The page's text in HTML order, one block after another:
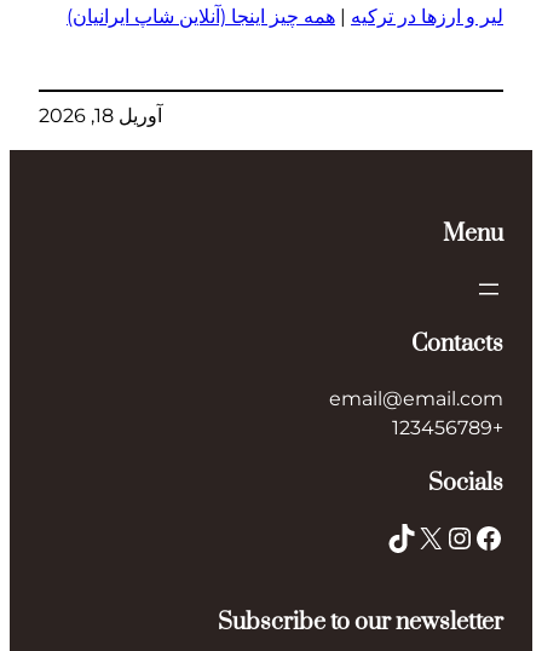
ترکیه| همه چیز اینجا (آنلاین شاپ ایرانیان)
Subscribe to our